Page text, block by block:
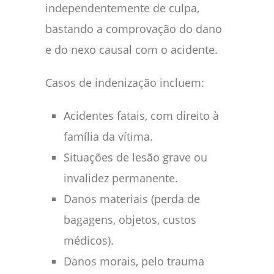
independentemente de culpa,
bastando a comprovação do dano
e do nexo causal com o acidente.
Casos de indenização incluem:
Acidentes fatais, com direito à
família da vítima.
Situações de lesão grave ou
invalidez permanente.
Danos materiais (perda de
bagagens, objetos, custos
médicos).
Danos morais, pelo trauma